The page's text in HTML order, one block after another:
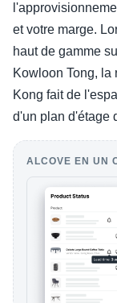
et votre marge.
haut de gamme
Kowloon Tong,
Kong fait de
d'un plan d'étage
ALCOVE EN UN